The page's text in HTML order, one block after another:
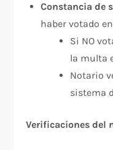
Constancia de
haber votado
Si NO
la multa
Notario
sistema
Verificaciones del